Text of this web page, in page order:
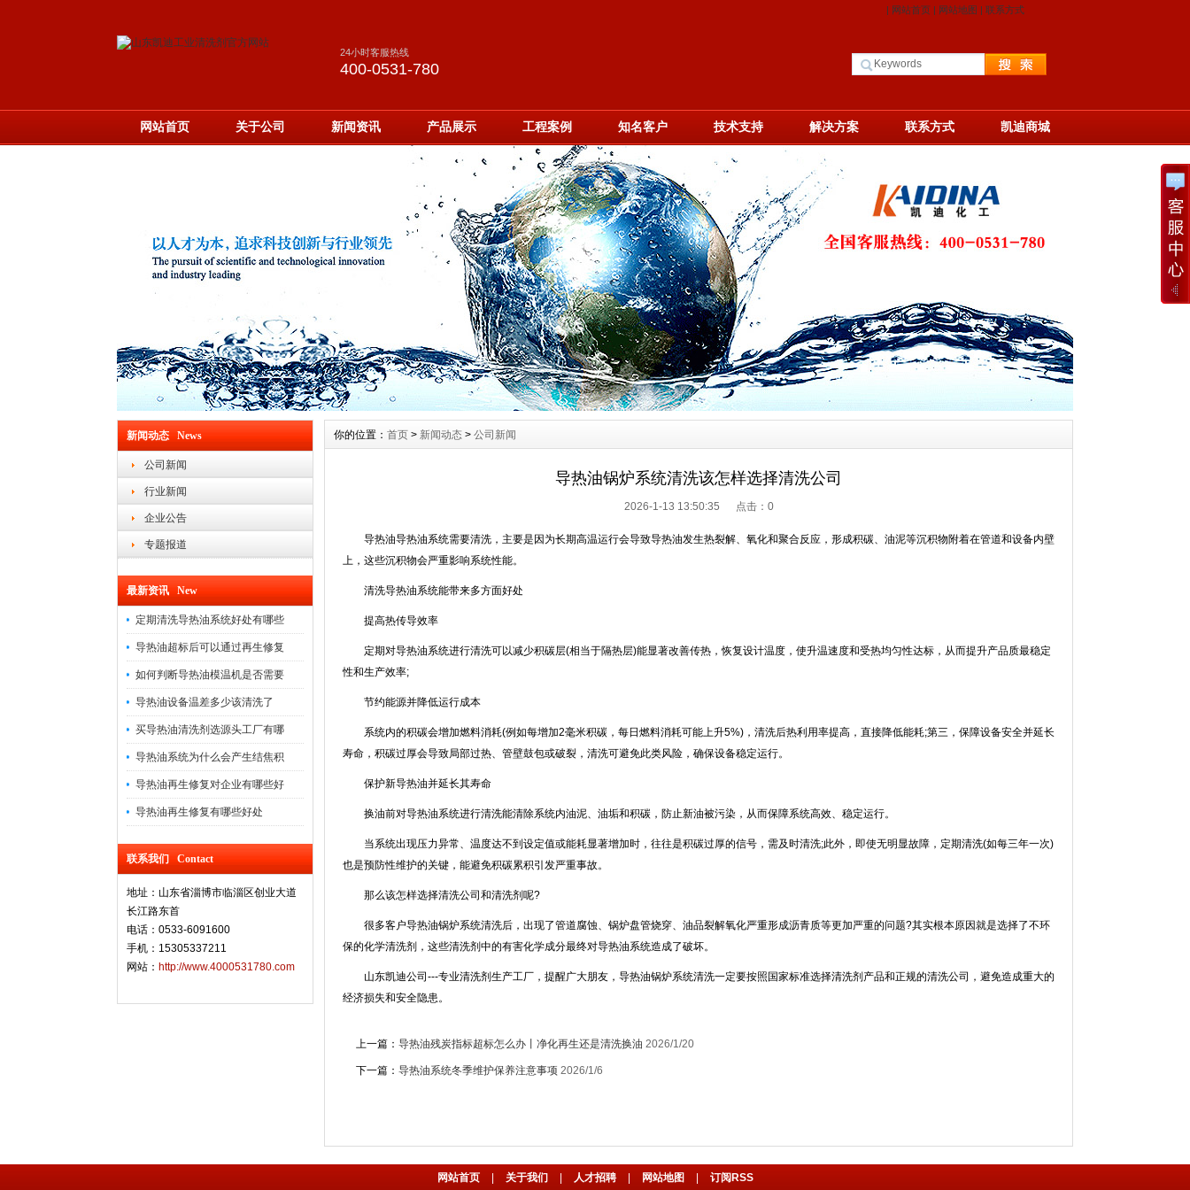
| 网站首页| 网站地图 | 联系方式
24小时客服热线
400-0531-780
网站首页 关于公司 新闻资讯 产品展示 工程案例 知名客户 技术支持 解决方案 联系方式 凯迪商城
新闻动态 News
公司新闻
行业新闻
企业公告
专题报道
最新资讯 New
定期清洗导热油系统好处有哪些
导热油超标后可以通过再生修复
如何判断导热油模温机是否需要
导热油设备温差多少该清洗了
买导热油清洗剂选源头工厂有哪
导热油系统为什么会产生结焦积
导热油再生修复对企业有哪些好
导热油再生修复有哪些好处
联系我们 Contact
地址：山东省淄博市临淄区创业大道
长江路东首
电话：0533-6091600
手机：15305337211
网站： http://www.4000531780.com
你的位置： 首页 > 新闻动态 > 公司新闻
导热油锅炉系统清洗该怎样选择清洗公司
2026-1-13 13:50:35 点击： 0
导热油导热油系统需要清洗，主要是因为长期高温运行会导致导热油发生热裂解、氧化和聚合反应，形成积碳、油泥等沉积物附着在管道和设备内壁
上，这些沉积物会严重影响系统性能。
清洗导热油系统能带来多方面好处
提高热传导效率
定期对导热油系统进行清洗可以减少积碳层(相当于隔热层)能显著改善传热，恢复设计温度，使升温速度和受热均匀性达标，从而提升产品质最稳定
性和生产效率;
节约能源并降低运行成本
系统内的积碳会增加燃料消耗(例如每增加2毫米积碳，每日燃料消耗可能上升5%)，清洗后热利用率提高，直接降低能耗;第三，保障设备安全并延长
寿命，积碳过厚会导致局部过热、管壁鼓包或破裂，清洗可避免此类风险，确保设备稳定运行。
保护新导热油并延长其寿命
换油前对导热油系统进行清洗能清除系统内油泥、油垢和积碳，防止新油被污染，从而保障系统高效、稳定运行。
当系统出现压力异常、温度达不到设定值或能耗显著增加时，往往是积碳过厚的信号，需及时清洗;此外，即使无明显故障，定期清洗(如每三年一次)
也是预防性维护的关键，能避免积碳累积引发严重事故。
那么该怎样选择清洗公司和清洗剂呢?
很多客户导热油锅炉系统清洗后，出现了管道腐蚀、锅炉盘管烧穿、油品裂解氧化严重形成沥青质等更加严重的问题?其实根本原因就是选择了不环
保的化学清洗剂，这些清洗剂中的有害化学成分最终对导热油系统造成了破坏。
山东凯迪公司---专业清洗剂生产工厂，提醒广大朋友，导热油锅炉系统清洗一定要按照国家标准选择清洗剂产品和正规的清洗公司，避免造成重大的
经济损失和安全隐患。
上一篇： 导热油残炭指标超标怎么办丨净化再生还是清洗换油 2026/1/20
下一篇： 导热油系统冬季维护保养注意事项 2026/1/6
网站首页 关于我们 人才招聘 网站地图 订阅RSS